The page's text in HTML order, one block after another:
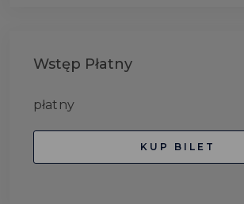
Wstęp Płatny
płatny
KUP BILET